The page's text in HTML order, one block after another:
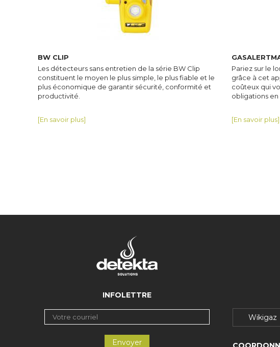
BW CLIP
Les détecteurs sans entretien de la série BW Clip
constituent le moyen le plus simple, le plus fiable et le
plus économique de garantir sécurité, conformité et
productivité.
[En savoir plus]
Pariez sur le
grâce à cet
coûteux qui
obligations
[En savoir plus]
INFOLETTRE
Wikigaz